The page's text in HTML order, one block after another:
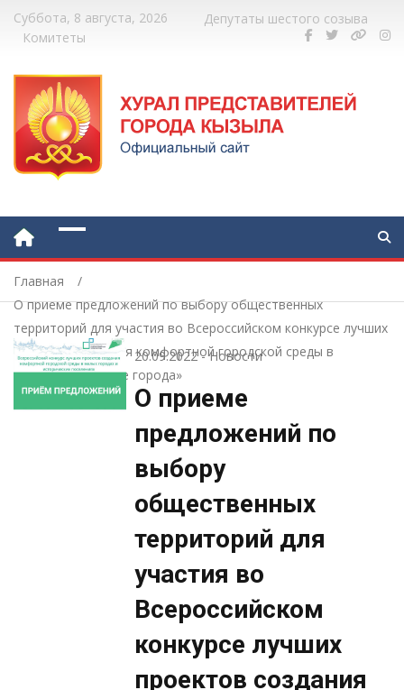
Суббота, 8 августа, 2026
Депутаты шестого созыва
Комитеты
Главная
О приеме предложений по выбору общественных
территорий для участия во Всероссийском конкурсе лучших
проектов создания комфортной городской среды в
категории «Малые города»
20.09.2022- Новости
О приеме
предложений по
выбору
общественных
территорий для
участия во
Всероссийском
конкурсе лучших
проектов создания